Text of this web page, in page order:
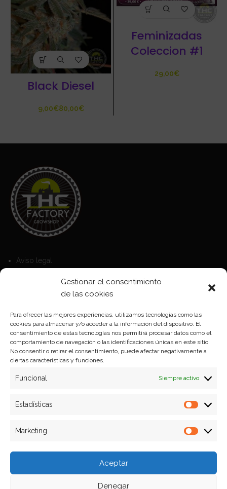
Gestionar el consentimiento
de las cookies
Para ofrecer las mejores experiencias, utilizamos tecnologías como las
cookies para almacenar y/o acceder a la información del dispositivo. El
consentimiento de estas tecnologías nos permitirá procesar datos como el
comportamiento de navegación o las identificaciones únicas en este sitio.
No consentir o retirar el consentimiento, puede afectar negativamente a
ciertas características y funciones.
Funcional Siempre activo
Estadísticas
Marketing
Aceptar
Denegar
Black Diesel
€ €
Feminizadas
Coleccion #1
€
Aviso legal
Política de Cookies
Política de privacidad
Formas de pago
Plazos y condiciones de envio
Politica de devoluciones